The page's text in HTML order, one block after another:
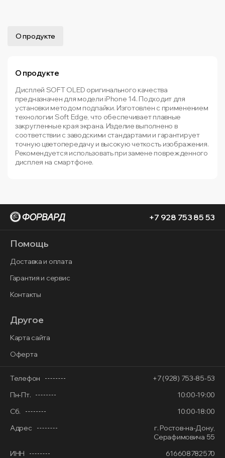
О продукте
О продукте
Дисплей SOFT OLED оригинального качества
предназначен для модели iPhone 14. Подходит для
установки методом подпайки. Изготовлен с применением
технологии Soft Edge, что обеспечивает плавные
закругленные края экрана. Изделие выполнено в
соответствии с заводскими стандартами и гарантирует
точную цветопередачу и высокую четкость изображения.
Рекомендуется использовать при замене поврежденного
дисплея на смартфоне.
+7 928 753 85 53
Помощь
Доставка и оплата
Гарантия и сервис
Контакты
Другое
Карта сайта
Оферта
Телефон
+7 (928) 753-85-53
Пн-Пт.
10:00-19:00
Сб.
10:00-18:00
Адрес
г. Ростов-на-Дону,
Серафимовича 55
ИНН
616608782570